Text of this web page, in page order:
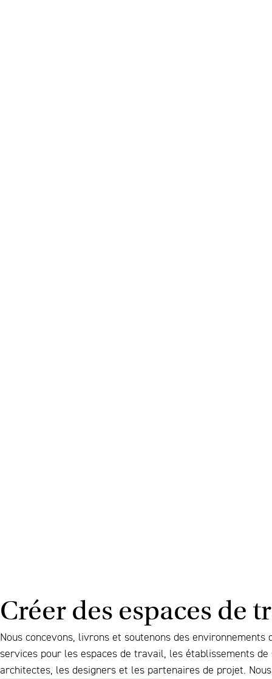
Créer des espaces de
Nous concevons, livrons et soutenons des
services pour les espaces de travail, les établissements
architectes, les designers et les partenaires de projet.